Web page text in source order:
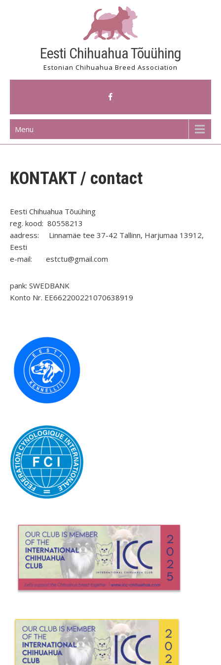
Eesti Chihuahua Tõuühing
Estonian Chihuahua Breed Association
Menu
KONTAKT / contact
Eesti Chihuahua Tõuühing
reg. kood: 80558213
aadress: Linnamäe tee 37-42 Tallinn, Harjumaa 13912,
Eesti
e-mail: estctu@gmail.com
pank: SWEDBANK
Konto Nr. EE662200221070638919